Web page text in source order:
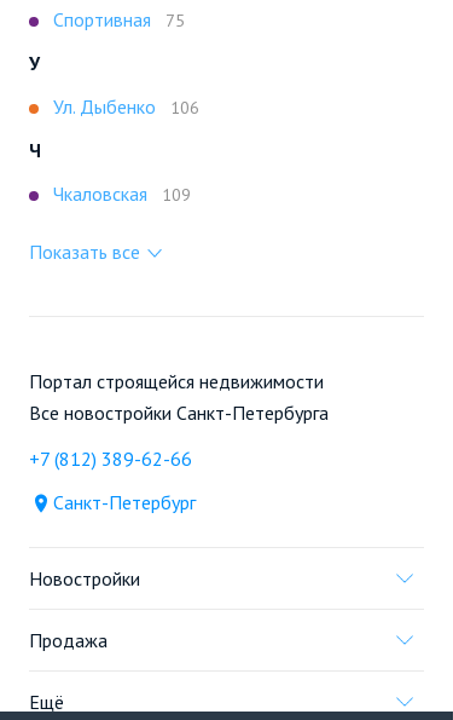
Спортивная
75
У
Ул. Дыбенко
106
Ч
Чкаловская
109
Показать все
Портал строящейся недвижимости
Все новостройки Санкт-Петербурга
+7 (812) 389-62-66
Санкт-Петербург
Новостройки
Продажа
Ещё